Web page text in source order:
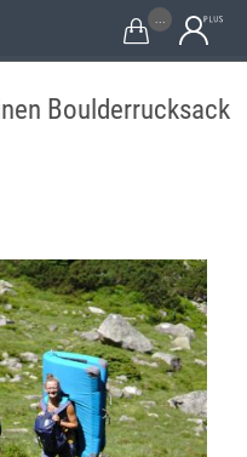

Boulderrucksack